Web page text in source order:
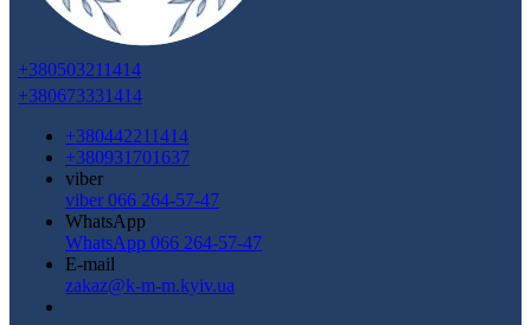
+380503211414
+380673331414
+380442211414
+380931701637
viber
viber 066 264-57-47
WhatsApp
WhatsApp 066 264-57-47
E-mail
zakaz@k-m-m.kyiv.ua